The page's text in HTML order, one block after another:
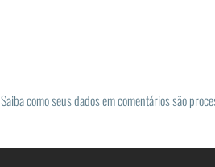
Saiba como seus dados em comentários são